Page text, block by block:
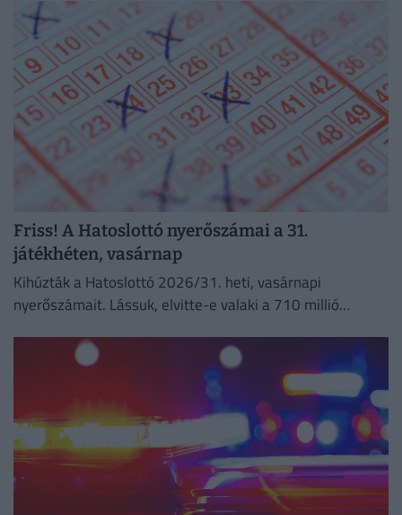
Friss! A Hatoslottó nyerőszámai a 31.
játékhéten, vasárnap
Kihúzták a Hatoslottó 2026/31. heti, vasárnapi
nyerőszámait. Lássuk, elvitte-e valaki a 710 millió